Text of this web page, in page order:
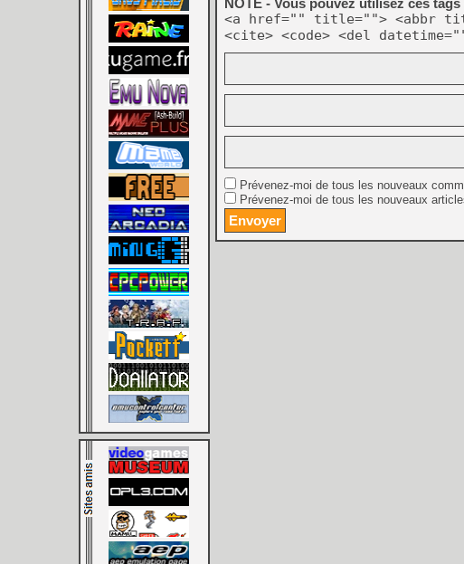
NOTE - Vous pouvez utilisez ces
<a href="" title=""> <abbr
<cite> <code> <del
Prévenez-moi de tous les nouveaux
Prévenez-moi de tous les nouveaux